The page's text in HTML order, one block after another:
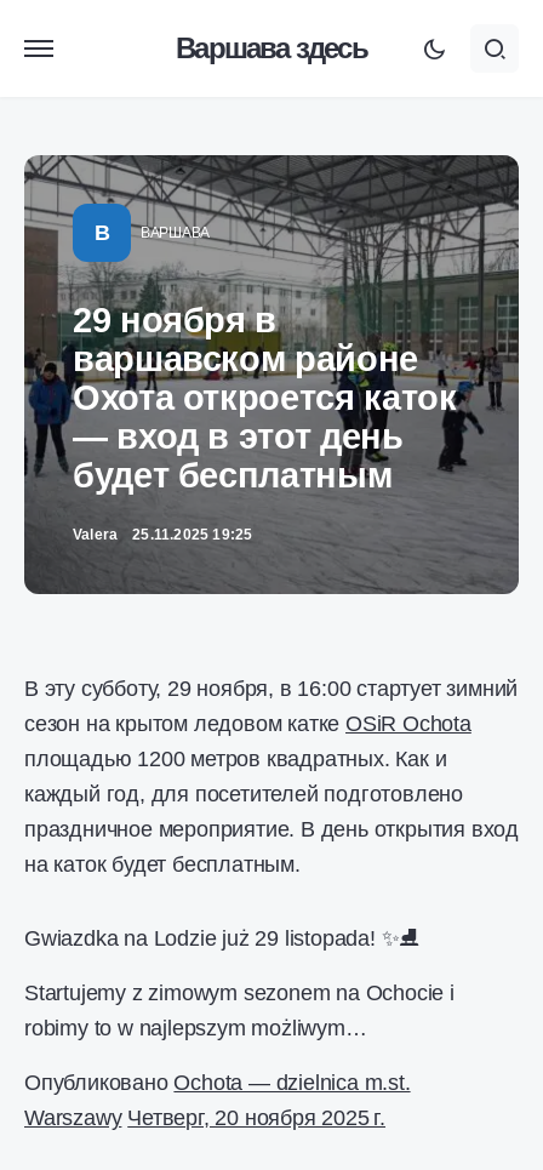
Варшава здесь
В ВАРШАВА
29 ноября в
варшавском районе
Охота откроется каток
— вход в этот день
будет бесплатным
Valera 25.11.2025 19:25
В эту субботу, 29 ноября, в 16:00 стартует зимний
сезон на крытом ледовом катке OSiR Ochota
площадью 1200 метров квадратных. Как и
каждый год, для посетителей подготовлено
праздничное мероприятие. В день открытия вход
на каток будет бесплатным.
Gwiazdka na Lodzie już 29 listopada! ✨⛸️
Startujemy z zimowym sezonem na Ochocie i
robimy to w najlepszym możliwym…
Опубликовано Ochota — dzielnica m.st.
Warszawy Четверг, 20 ноября 2025 г.